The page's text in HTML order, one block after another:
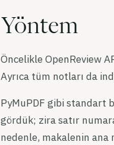
Yöntem
Öncelikle OpenReview
Ayrıca tüm notları da
PyMuPDF gibi standart
gördük; zira satır
nedenle, makalenin ana